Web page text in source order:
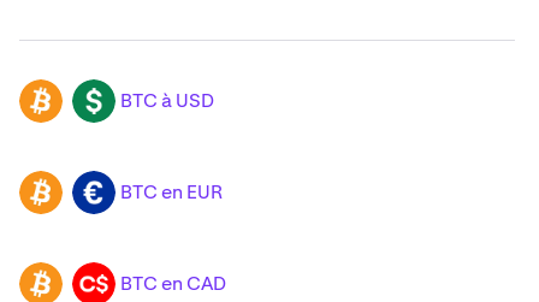
BTC USD BTC à USD
BTC EUR BTC en EUR
BTC CAD BTC en CAD